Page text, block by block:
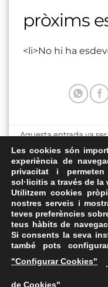
pròxims
<li>No hi ha
Aquesta entrada va
Enllaç permanent
Pàrquing del Vapor
Les cookies són
experiència de
privacitat i
sol·licitis a través de la
Utilitzem cookies
nostres serveis i
teves preferències
teus hàbits de
Si consents la seva
també pots
"Configurar Cookies"
de Cookies"